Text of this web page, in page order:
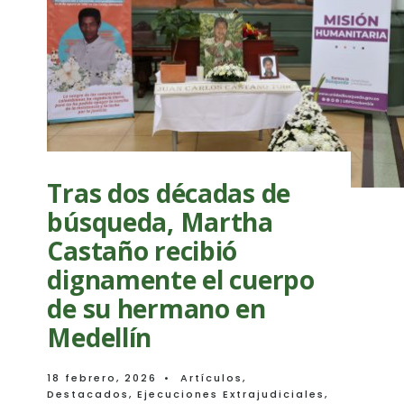
Álvaro
Uribe
Tras dos décadas de
búsqueda, Martha
Castaño recibió
dignamente el cuerpo
de su hermano en
Medellín
18 febrero, 2026 • Artículos,
Destacados,Ejecuciones Extrajudiciales,